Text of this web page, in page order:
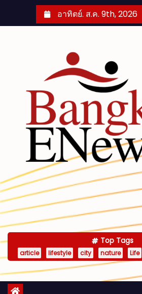
อาทิตย์. ส.ค. 9th, 2026
Top Tags
article lifestyle city nature Life